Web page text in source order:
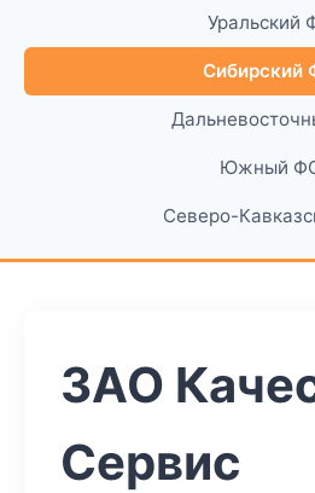
Уральский
Сибирский
Южный
Северо-
ЗАО
Сервис